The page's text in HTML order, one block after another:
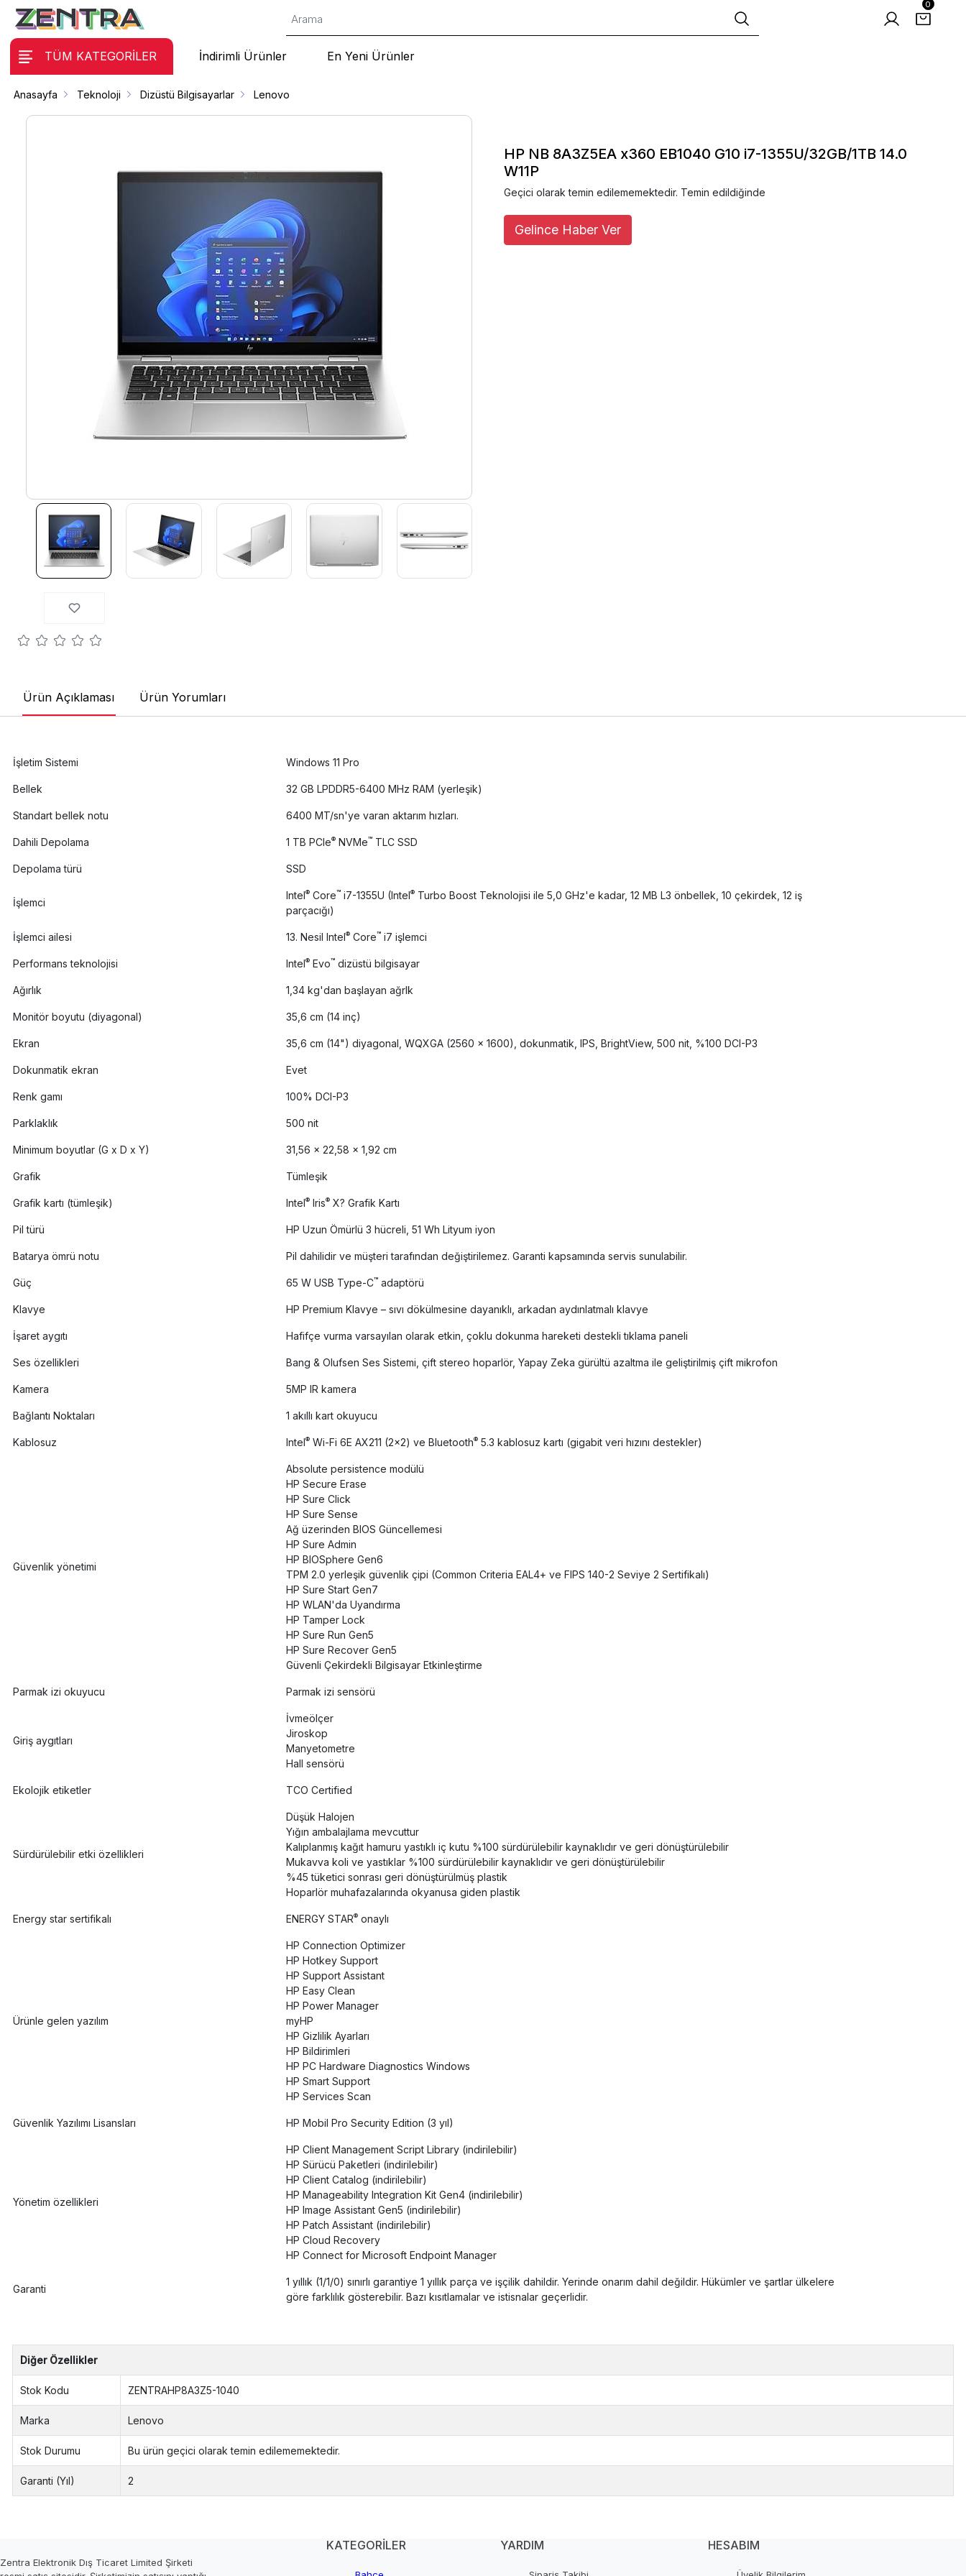
0
TÜM KATEGORİLER İndirimli Ürünler En Yeni Ürünler
Anasayfa Teknoloji Dizüstü Bilgisayarlar Lenovo
HP NB 8A3Z5EA x360 EB1040 G10 i7-1355U/32GB/1TB 14.0
W11P
Geçici olarak temin edilememektedir. Temin edildiğinde
Gelince Haber Ver
Ürün Açıklaması Ürün Yorumları
İşletim Sistemi Windows 11 Pro
Bellek 32 GB LPDDR5-6400 MHz RAM (yerleşik)
Standart bellek notu 6400 MT/sn'ye varan aktarım hızları.
Dahili Depolama 1 TB PCIe®NVMe™TLC SSD
Depolama türü SSD
İşlemci
Intel®Core™i7-1355U (Intel®Turbo Boost Teknolojisi ile 5,0 GHz'e kadar, 12 MB L3 önbellek, 10 çekirdek, 12 iş
parçacığı)
İşlemci ailesi 13. Nesil Intel®Core™i7 işlemci
Performans teknolojisi Intel®Evo™dizüstü bilgisayar
Ağırlık 1,34 kg'dan başlayan ağrlk
Monitör boyutu (diyagonal) 35,6 cm (14 inç)
Ekran 35,6 cm (14") diyagonal, WQXGA (2560 x 1600), dokunmatik, IPS, BrightView, 500 nit, %100 DCI-P3
Dokunmatik ekran Evet
Renk gamı 100% DCI-P3
Parklaklık 500 nit
Minimum boyutlar (G x D x Y) 31,56 x 22,58 x 1,92 cm
Grafik Tümleşik
Grafik kartı (tümleşik) Intel®Iris®X? Grafik Kartı
Pil türü HP Uzun Ömürlü 3 hücreli, 51 Wh Lityum iyon
Batarya ömrü notu Pil dahilidir ve müşteri tarafından değiştirilemez. Garanti kapsamında servis sunulabilir.
Güç 65 W USB Type-C™adaptörü
Klavye HP Premium Klavye – sıvı dökülmesine dayanıklı, arkadan aydınlatmalı klavye
İşaret aygıtı Hafifçe vurma varsayılan olarak etkin, çoklu dokunma hareketi destekli tıklama paneli
Ses özellikleri Bang & Olufsen Ses Sistemi, çift stereo hoparlör, Yapay Zeka gürültü azaltma ile geliştirilmiş çift mikrofon
Kamera 5MP IR kamera
Bağlantı Noktaları 1 akıllı kart okuyucu
Kablosuz Intel®Wi-Fi 6E AX211 (2x2) ve Bluetooth®5.3 kablosuz kartı (gigabit veri hızını destekler)
Güvenlik yönetimi
Absolute persistence modülü
HP Secure Erase
HP Sure Click
HP Sure Sense
Ağ üzerinden BIOS Güncellemesi
HP Sure Admin
HP BIOSphere Gen6
TPM 2.0 yerleşik güvenlik çipi (Common Criteria EAL4+ ve FIPS 140-2 Seviye 2 Sertifikalı)
HP Sure Start Gen7
HP WLAN'da Uyandırma
HP Tamper Lock
HP Sure Run Gen5
HP Sure Recover Gen5
Güvenli Çekirdekli Bilgisayar Etkinleştirme
Parmak izi okuyucu Parmak izi sensörü
Giriş aygıtları
İvmeölçer
Jiroskop
Manyetometre
Hall sensörü
Ekolojik etiketler TCO Certified
Sürdürülebilir etki özellikleri
Düşük Halojen
Yığın ambalajlama mevcuttur
Kalıplanmış kağıt hamuru yastıklı iç kutu %100 sürdürülebilir kaynaklıdır ve geri dönüştürülebilir
Mukavva koli ve yastıklar %100 sürdürülebilir kaynaklıdır ve geri dönüştürülebilir
%45 tüketici sonrası geri dönüştürülmüş plastik
Hoparlör muhafazalarında okyanusa giden plastik
Energy star sertifikalı ENERGY STAR®onaylı
Ürünle gelen yazılım
HP Connection Optimizer
HP Hotkey Support
HP Support Assistant
HP Easy Clean
HP Power Manager
myHP
HP Gizlilik Ayarları
HP Bildirimleri
HP PC Hardware Diagnostics Windows
HP Smart Support
HP Services Scan
Güvenlik Yazılımı Lisansları HP Mobil Pro Security Edition (3 yıl)
Yönetim özellikleri
HP Client Management Script Library (indirilebilir)
HP Sürücü Paketleri (indirilebilir)
HP Client Catalog (indirilebilir)
HP Manageability Integration Kit Gen4 (indirilebilir)
HP Image Assistant Gen5 (indirilebilir)
HP Patch Assistant (indirilebilir)
HP Cloud Recovery
HP Connect for Microsoft Endpoint Manager
Garanti
1 yıllık (1/1/0) sınırlı garantiye 1 yıllık parça ve işçilik dahildir. Yerinde onarım dahil değildir. Hükümler ve şartlar ülkelere
göre farklılık gösterebilir. Bazı kısıtlamalar ve istisnalar geçerlidir.
Diğer Özellikler
Stok Kodu ZENTRAHP8A3Z5-1040
Marka Lenovo
Stok Durumu Bu ürün geçici olarak temin edilememektedir.
Garanti (Yıl) 2
Zentra Elektronik Dış Ticaret Limited Şirketi
KATEGORİLER YARDIM HESABIM